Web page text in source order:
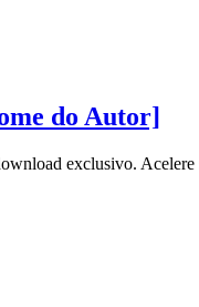
do Autor]
exclusivo. Acelere